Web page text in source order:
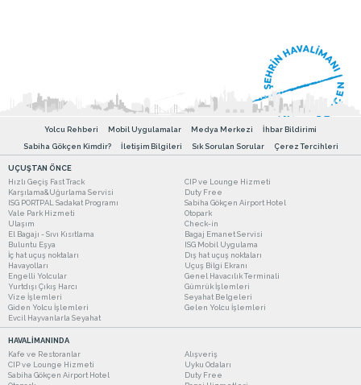
Yolcu Rehberi Mobil Uygulamalar Medya Merkezi
İhbar Bildirimi
Sabiha Gökçen Kimdir?
İletişim Bilgileri Sık Sorulan Sorular Çerez Tercihleri
UÇUŞTAN ÖNCE
Hızlı Geçiş Fast Track
CIP ve Lounge Hizmeti
Karşılama&Uğurlama Servisi
Duty Free
ISG PORTPAL Sadakat Programı
Sabiha Gökçen Airport Hotel
Vale Park Hizmeti
Otopark
Ulaşım
Check-in
El Bagajı - Sıvı Kısıtlama
Bagaj Emanet Servisi
Buluntu Eşya
ISG Mobil Uygulama
İç hat uçuş noktaları
Dış hat uçuş noktaları
Havayolları
Uçuş Bilgi Ekranı
Engelli Yolcular
Genel Havacılık Terminali
Yurtdışı Çıkış Harcı
Gümrük İşlemleri
Vize İşlemleri
Seyahat Belgeleri
Giden Yolcu İşlemleri
Gelen Yolcu İşlemleri
Evcil Hayvanlarla Seyahat
HAVALİMANINDA
Kafe ve Restoranlar
Alışveriş
CIP ve Lounge Hizmeti
Uyku Odaları
Sabiha Gökçen Airport Hotel
Duty Free